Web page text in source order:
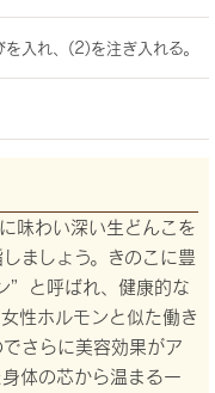
入れ、(2)を注ぎ入れる。
味わい深い生どんこを
ましょう。きのこに豊
”と呼ばれ、健康的な
性ホルモンと似た働き
さらに美容効果がア
体の芯から温まる一